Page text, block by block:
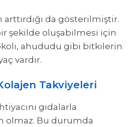
arttırdığı da gösterilmiştir.
şekilde oluşabilmesi için
ahududu gibi bitkilerin
vardır.
Takviyeleri
gıdalarla
olmaz. Bu durumda